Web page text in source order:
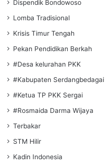
Dispendik Bondowoso
Lomba Tradisional
Krisis Timur Tengah
Pekan Pendidikan Berkah
#Desa kelurahan PKK
#Kabupaten Serdangbedagai
#Ketua TP PKK Sergai
#Rosmaida Darma Wijaya
Terbakar
STM Hilir
Kadin Indonesia